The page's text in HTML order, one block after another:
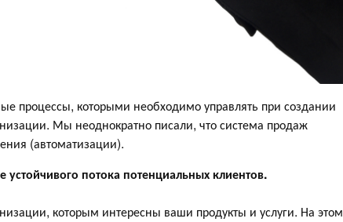
процессы, которыми необходимо управлять при создании
Мы неоднократно писали, что система продаж
(автоматизации).
потока потенциальных клиентов.
которым интересны ваши продукты и услуги. На этом